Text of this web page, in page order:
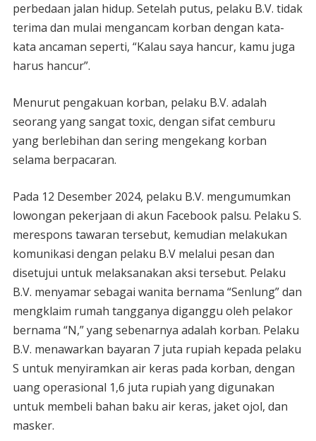
perbedaan jalan hidup. Setelah putus, pelaku B.V. tidak
terima dan mulai mengancam korban dengan kata-
kata ancaman seperti, “Kalau saya hancur, kamu juga
harus hancur”.
Menurut pengakuan korban, pelaku B.V. adalah
seorang yang sangat toxic, dengan sifat cemburu
yang berlebihan dan sering mengekang korban
selama berpacaran.
Pada 12 Desember 2024, pelaku B.V. mengumumkan
lowongan pekerjaan di akun Facebook palsu. Pelaku S.
merespons tawaran tersebut, kemudian melakukan
komunikasi dengan pelaku B.V melalui pesan dan
disetujui untuk melaksanakan aksi tersebut. Pelaku
B.V. menyamar sebagai wanita bernama “Senlung” dan
mengklaim rumah tangganya diganggu oleh pelakor
bernama “N,” yang sebenarnya adalah korban. Pelaku
B.V. menawarkan bayaran 7 juta rupiah kepada pelaku
S untuk menyiramkan air keras pada korban, dengan
uang operasional 1,6 juta rupiah yang digunakan
untuk membeli bahan baku air keras, jaket ojol, dan
masker.